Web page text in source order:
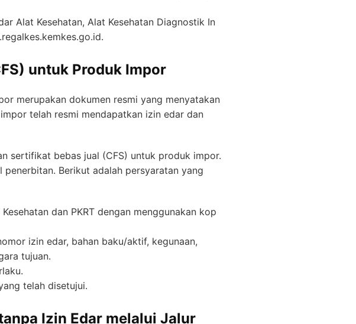
Alat Kesehatan, Alat Kesehatan Diagnostik In
untuk Produk Impor
merupakan dokumen resmi yang menyatakan
telah resmi mendapatkan izin edar dan
sertifikat bebas jual (CFS) untuk produk impor.
Berikut adalah persyaratan yang
dan PKRT dengan menggunakan kop
izin edar, bahan baku/aktif, kegunaan,
tujuan.
telah disetujui.
Izin Edar melalui Jalur